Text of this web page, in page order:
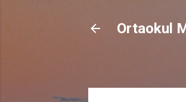
Ortaokul